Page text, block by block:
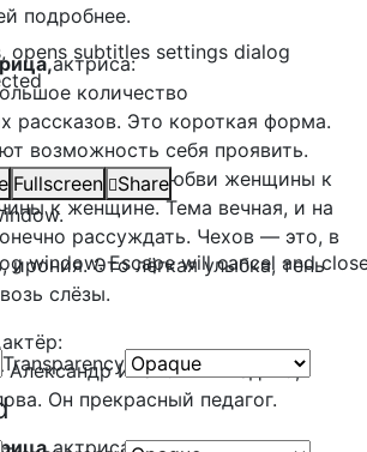
, opens subtitles settings dialog
Fullscreen
Share
window. Escape will cancel and
Transparency
подробнее.
актриса:
количество
рассказов. Это короткая форма.
возможность себя проявить.
единой темы любви женщины к
к женщине. Тема вечная, и на
рассуждать. Чехов — это, в
ирония. Это лёгкая улыбка, тень
слёзы.
актёр:
Иванович Кладько,
Он прекрасный педагог.
актриса: